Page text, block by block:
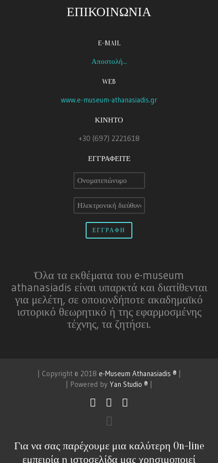
ΕΠΙΚΟΙΝΩΝΙΑ
E-MAIL
Αποστολή...
WEB
www.e-museum-athanasiadis.gr
ΚΙΝΗΤΟ
+30 (697) 2221618
ΕΓΓΡΑΦΕΙΤΕ
Όλα τα εκθέματα του e-museum
athanasiadis είναι υπαρκτά και διατίθενται
για μελέτη, σε οποιονδήποτε ακαδημαϊκό
ιστορικό θεωρητικό ή της εφαρμοσμένης
τέχνης, τα ζητήσει.
| Copyright © 2018 e-Museum Athanasiadis ®
| Powered by Yan Studio ®
Για να σας παρέχουμε μια καλύτερη On-line
εμπειρία η ιστοσελίδα μας χρησιμοποιεί